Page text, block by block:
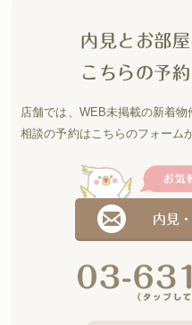
内見とお部
こちらの予
店舗では、WEB未掲載の新着物
相談の予約はこちらのフォームか
内見